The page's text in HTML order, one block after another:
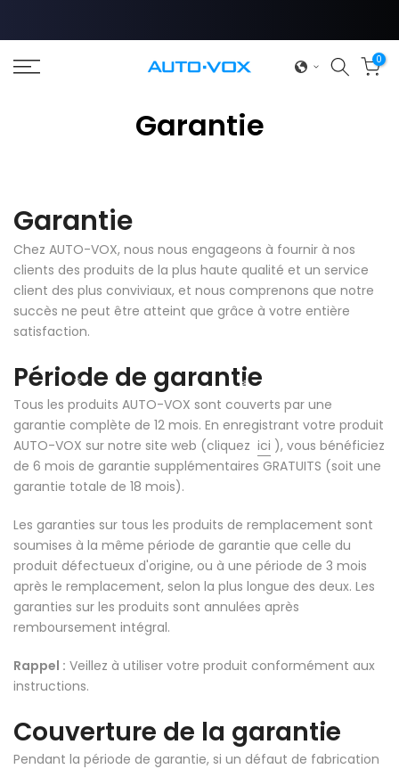
au
contenu
0
Garantie
Garantie
Chez AUTO-VOX, nous nous engageons à fournir à nos
clients des produits de la plus haute qualité et un service
client des plus conviviaux, et nous comprenons que notre
succès ne peut être atteint que grâce à votre entière
satisfaction.
Période de garantie
Tous les produits AUTO-VOX sont couverts par une
garantie complète de 12 mois. En enregistrant votre produit
AUTO-VOX sur notre site web (cliquez ici ), vous bénéficiez
de 6 mois de garantie supplémentaires GRATUITS (soit une
garantie totale de 18 mois).
Les garanties sur tous les produits de remplacement sont
soumises à la même période de garantie que celle du
produit défectueux d'origine, ou à une période de 3 mois
après le remplacement, selon la plus longue des deux. Les
garanties sur les produits sont annulées après
remboursement intégral.
Rappel : Veillez à utiliser votre produit conformément aux
instructions.
Couverture de la garantie
Pendant la période de garantie, si un défaut de fabrication
❄